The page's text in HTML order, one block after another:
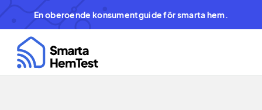
En oberoende konsumentguide för smarta hem.